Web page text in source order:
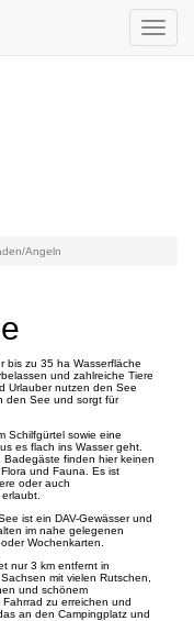
info@luxoase.deToggle
Angeln
bis zu 35 ha Wasserfläche
und zahlreiche Tiere
Urlauber nutzen den See
den See und sorgt für
Schilfgürtel sowie eine
es flach ins Wasser geht.
finden hier keinen
und Fauna. Es ist
oder auch
ist ein DAV-Gewässer und
im nahe gelegenen
Wochenkarten.
nur 3 km entfernt in
mit vielen Rutschen,
und schönem
zu erreichen und
an den Campingplatz und